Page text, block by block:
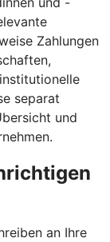
Zahlungen
separat
und
an Ihre